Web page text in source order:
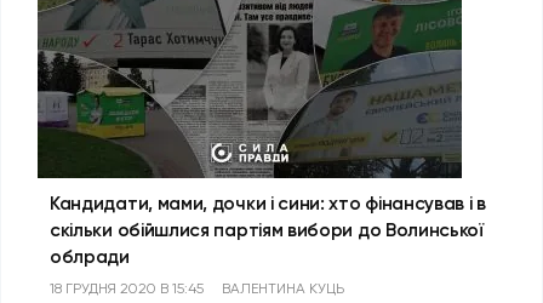
Кандидати, мами, дочки і сини: хто фінансував і в
скільки обійшлися партіям вибори до Волинської
облради
18 ГРУДНЯ 2020 В 15:45 ВАЛЕНТИНА КУЦЬ